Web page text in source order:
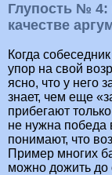
Глупость № 4:
качестве
Когда
упор на свой
ясно, что у него
знает, чем еще
прибегают
не нужна победа
понимают, что
Пример многих
можно дожить до